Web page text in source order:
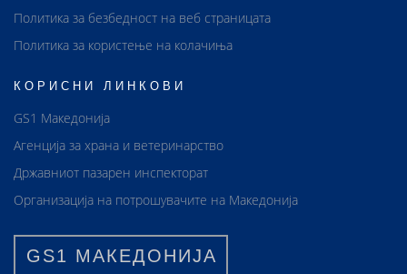
Политика за безбедност на веб страницата
Политика за користење на колачиња
КОРИСНИ ЛИНКОВИ
GS1 Македонија
Агенција за храна и ветеринарство
Државниот пазарен инспекторат
Организација на потрошувачите на Македонија
GS1 МАКЕДОНИЈА